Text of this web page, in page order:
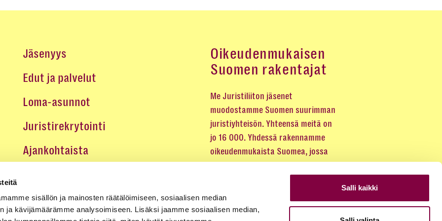
sisällön ja mainosten räätälöimiseen, sosiaalisen median
ja kävijämäärämme analysoimiseen. Lisäksi jaamme sosiaalisen median,
Salli kaikki
Jäsenyys
Edut ja palvelut
Loma-asunnot
Juristirekrytointi
Ajankohtaista
Koulutukset ja tapahtumat
Oikeudenmukaisen
Suomen rakentajat
Me Juristiliiton jäsenet
muodostamme Suomen suurimman
juristiyhteisön. Yhteensä meitä on
jo 16 000. Yhdessä rakennamme
oikeudenmukaista Suomea, jossa